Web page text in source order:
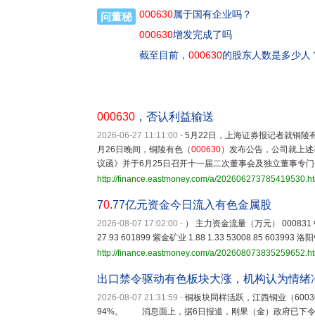
问董秘 000630属于国有企业吗？
000630增发完成了吗
截至目前， 000630的股东人数是多少人
000630 ，否认利益输送
2026-06-27 11:11:00 - 5月22日，上海证券报记者就铜
月26日晚间，铜陵有色（000630）发布公告，公司就上
议函》并于6月25日召开十一届二次董事会及独立董事专
http://finance.eastmoney.com/a/
70.77亿元资金今日流入有色金属股
2026-08-07 17:02:00 - ） 主力资金流量（万元）
27.93 601899 紫金矿业 1.88 1.33 53008.85 603993 洛
http://finance.eastmoney.com/a/
出口禁令驱动有色板块大涨，机构认为情绪
2026-08-07 21:31:59 - 铜板块同样活跃，江西铜业（
94%。 消息面上，据6日报道，刚果（金）政府已下令